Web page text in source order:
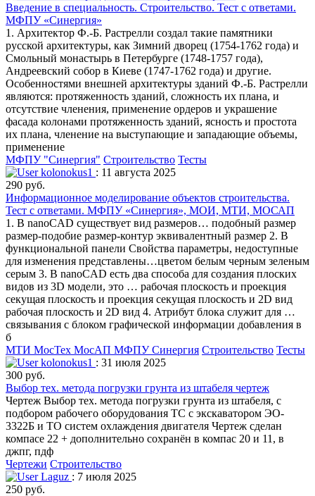
Введение в специальность. Строительство. Тест с ответами.
МФПУ «Синергия»
1. Архитектор Ф.-Б. Растрелли создал такие памятники
русской архитектуры, как Зимний дворец (1754-1762 года) и
Смольный монастырь в Петербурге (1748-1757 года),
Андреевский собор в Киеве (1747-1762 года) и другие.
Особенностями внешней архитектуры зданий Ф.-Б. Растрелли
являются: протяженность зданий, сложность их плана, и
отсутствие членения, применение ордеров и украшение
фасада колонами протяженность зданий, ясность и простота
их плана, членение на выступающие и западающие объемы,
применение
МФПУ "Синергия" Строительство Тесты
kolonokus1 : 11 августа 2025
290 руб.
Информационное моделирование объектов строительства.
Тест с ответами. МФПУ «Синергия», МОИ, МТИ, МОСАП
1. В nanoCAD существует вид размеров… подобный размер
размер-подобие размер-контур эквивалентный размер 2. В
функциональной панели Свойства параметры, недоступные
для изменения представлены…цветом белым черным зеленым
серым 3. В nanoCAD есть два способа для создания плоских
видов из 3D модели, это … рабочая плоскость и проекция
секущая плоскость и проекция секущая плоскость и 2D вид
рабочая плоскость и 2D вид 4. Атрибут блока служит для …
связывания с блоком графической информации добавления в
б
МТИ МосТех МосАП МФПУ Синергия Строительство Тесты
kolonokus1 : 31 июля 2025
300 руб.
Выбор тех. метода погрузки грунта из штабеля чертеж
Чертеж Выбор тех. метода погрузки грунта из штабеля, с
подбором рабочего оборудования ТС с экскаватором ЭО-
3322Б и ТО систем охлаждения двигателя Чертеж сделан
компасе 22 + дополнительно сохранён в компас 20 и 11, в
джпг, пдф
Чертежи Строительство
Laguz : 7 июля 2025
250 руб.